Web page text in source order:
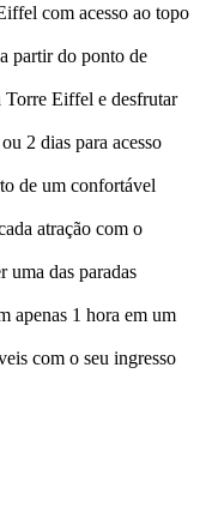
com acesso ao topo
partir do ponto de
Torre Eiffel e desfrutar
2 dias para acesso
de um confortável
atração com o
uma das paradas
apenas 1 hora em um
com o seu ingresso